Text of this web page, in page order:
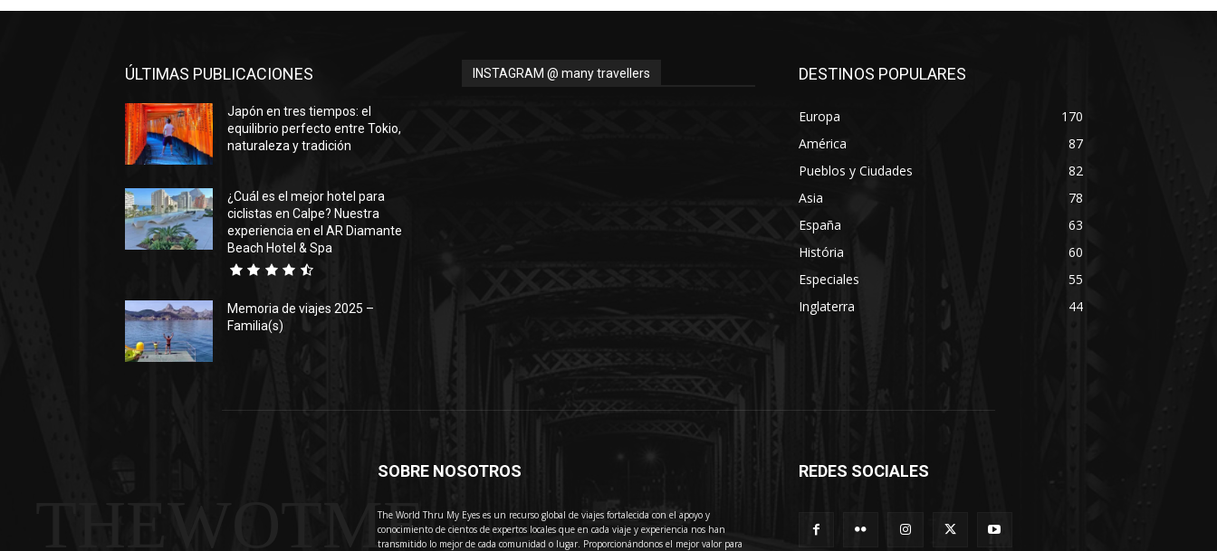
ÚLTIMAS PUBLICACIONES
Japón en tres tiempos: el
equilibrio perfecto entre Tokio,
naturaleza y tradición
¿Cuál es el mejor hotel para
ciclistas en Calpe? Nuestra
experiencia en el AR Diamante
Beach Hotel & Spa
Memoria de viajes 2025 –
Familia(s)
INSTAGRAM @ many travellers DESTINOS POPULARES
Europa
170
América
87
Pueblos y Ciudades
82
Asia
78
España
63
História
60
Especiales
55
Inglaterra
44
THEWOTME
SOBRE NOSOTROS
The World Thru My Eyes es un recurso global de viajes fortalecida con el apoyo y
conocimiento de cientos de expertos locales que en cada viaje y experiencia nos han
transmitido lo mejor de cada comunidad o lugar. Proporcionándonos el mejor valor para
REDES SOCIALES